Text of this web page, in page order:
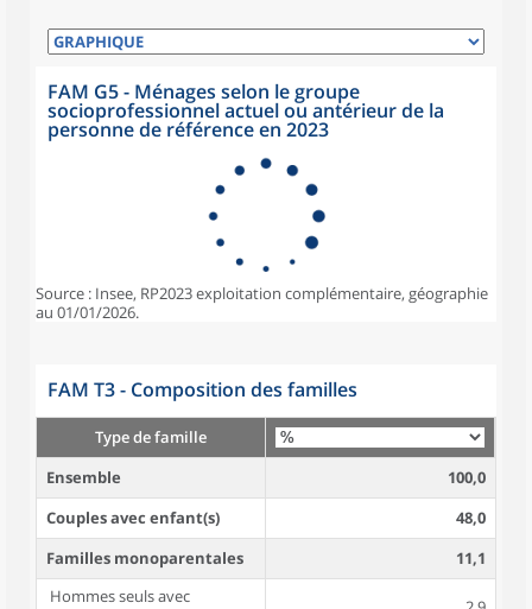
FAM G5 - Ménages selon le groupe
socioprofessionnel actuel ou antérieur de la
personne de référence en 2023
Source : Insee, RP2023 exploitation complémentaire, géographie
au 01/01/2026.
FAM T3 - Composition des familles
Type de famille
Ensemble
100,0
Couples avec enfant(s)
48,0
Familles monoparentales
11,1
Hommes seuls avec